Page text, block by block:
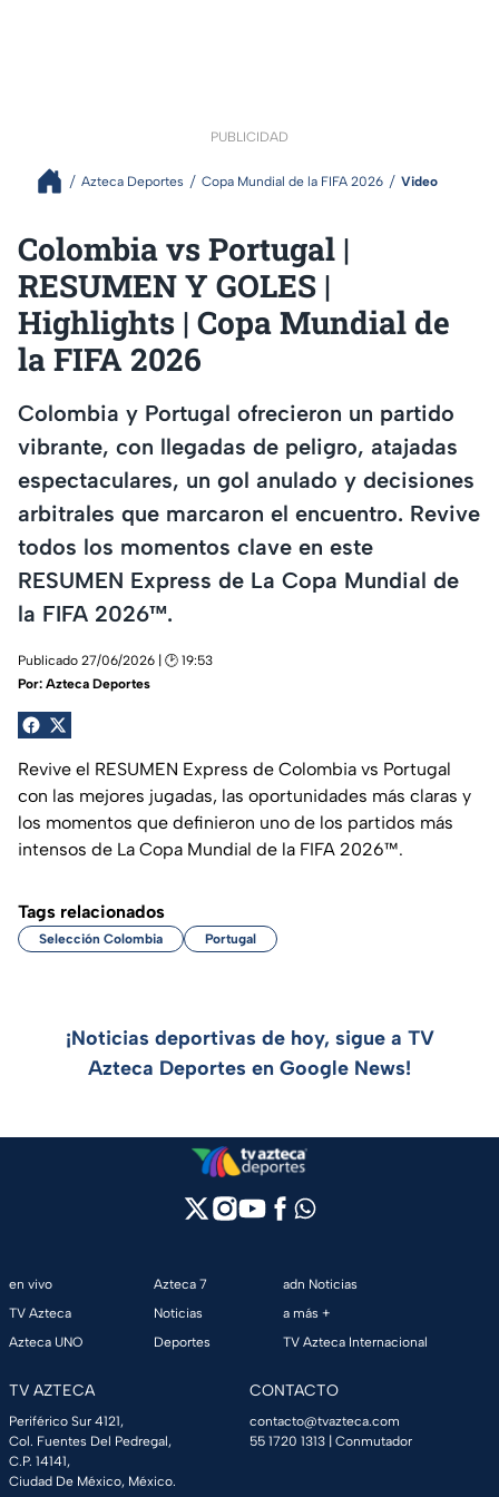
PUBLICIDAD
Azteca Deportes Copa Mundial de la FIFA 2026 Video
Colombia vs Portugal |
RESUMEN Y GOLES |
Highlights | Copa Mundial de
la FIFA 2026
Colombia y Portugal ofrecieron un partido
vibrante, con llegadas de peligro, atajadas
espectaculares, un gol anulado y decisiones
arbitrales que marcaron el encuentro. Revive
todos los momentos clave en este
RESUMEN Express de La Copa Mundial de
la FIFA 2026™.
Publicado 27/06/2026 | 🕑 19:53
Por: Azteca Deportes
Revive el RESUMEN Express de Colombia vs Portugal
con las mejores jugadas, las oportunidades más claras y
los momentos que definieron uno de los partidos más
intensos de La Copa Mundial de la FIFA 2026™.
Tags relacionados
Selección Colombia Portugal
¡Noticias deportivas de hoy, sigue a TV
Azteca Deportes en Google News!
en vivo
TV Azteca
Azteca UNO
Azteca 7
Noticias
Deportes
adn Noticias
a más +
TV Azteca Internacional
TV AZTECA
Periférico Sur 4121,
Col. Fuentes Del Pedregal,
C.P. 14141,
Ciudad De México, México.
CONTACTO
contacto@tvazteca.com
55 1720 1313 | Conmutador